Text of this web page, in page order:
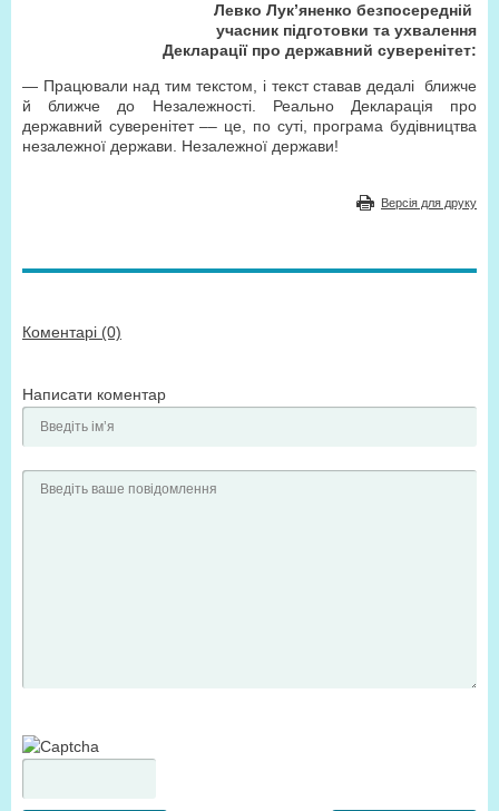
Левко Лук’яненко безпосередній
учасник пiдготовки та ухвалення
Декларацiї про державний суверенітет:
— Працювали над тим текстом, і текст ставав дедалі ближче
й ближче до Незалежності. Реально Декларація про
державний суверенітет –– це, по суті, програма будівництва
незалежної держави. Незалежної держави!
Версія для друку
Коментарі (0)
Написати коментар